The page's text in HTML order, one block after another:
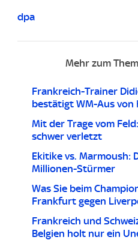
dpa
Mehr zum
Frankreich-Trainer
bestätigt WM-Aus von
Mit der Trage vom
schwer verletzt
Ekitike vs. Marmoush:
Millionen-Stürmer
Was Sie beim
Frankfurt gegen
Frankreich und
Belgien holt nur ein